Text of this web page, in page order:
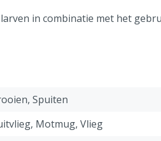
in combinatie met het
Spuiten
Motmug, Vlieg